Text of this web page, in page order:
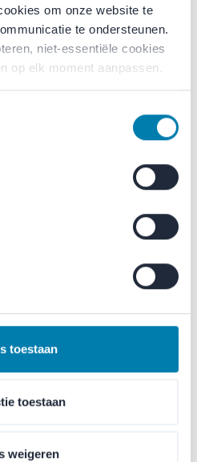
om onze website te
te ondersteunen.
niet-essentiële cookies
op elk moment aanpassen.
toestaan
toestaan
weigeren
Hoogwaardig akoestisch paneel met
Merfodem
trillingsdemping.